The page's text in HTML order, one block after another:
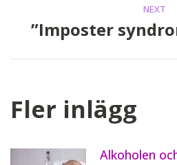
NEXT
”Imposter
Fler inlägg
Alkoholen